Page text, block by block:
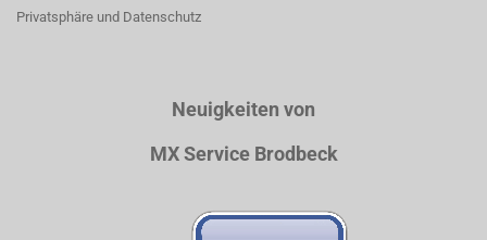
Privatsphäre und Datenschutz
Neuigkeiten von
MX Service Brodbeck